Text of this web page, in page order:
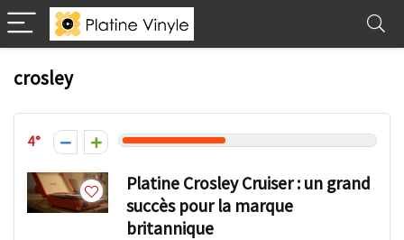
crosley
4
Platine Crosley Cruiser : un grand
succès pour la marque
britannique